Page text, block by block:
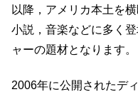
以降，アメリカ本土を
小説，音楽などに多く
ャーの題材となります。
2006年に公開されたデ